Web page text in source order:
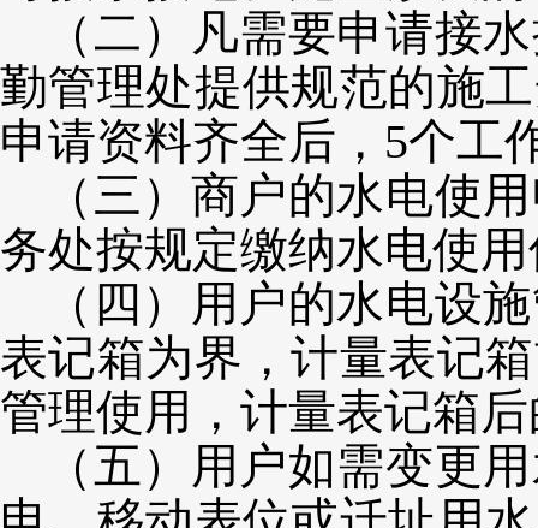
（二）凡需要申请接
勤管理处提供规范的施
申请资料齐全后，5个工
（三）商户的水电使
务处按规定缴纳水电使
（四）用户的水电设
表记箱为界，计量表记
管理使用，计量表记箱
（五）用户如需变更